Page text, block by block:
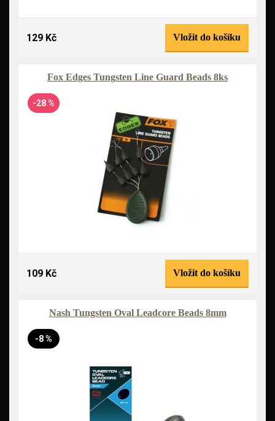
129 Kč Vložit do košíku
Fox Edges Tungsten Line Guard Beads 8ks
-28 %
109 Kč Vložit do košíku
Nash Tungsten Oval Leadcore Beads 8mm
-8 %